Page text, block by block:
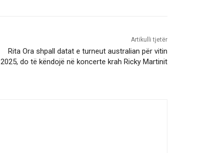
Artikulli tjetër
Rita Ora shpall datat e turneut australian për vitin
2025, do të këndojë në koncerte krah Ricky Martinit